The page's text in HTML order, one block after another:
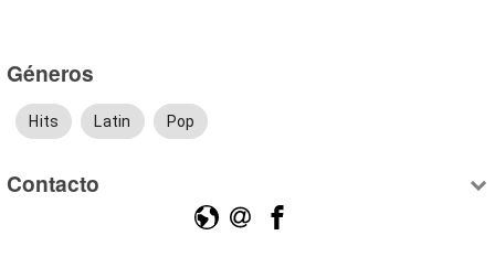
Géneros
Hits Latin Pop
Contacto